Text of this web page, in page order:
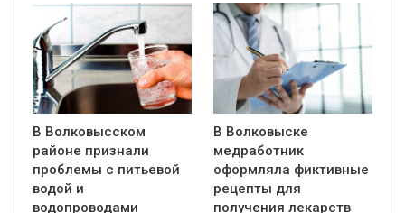
В Волковысском
районе признали
проблемы с питьевой
водой и
водопроводами
В Волковыске
медработник
оформляла фиктивные
рецепты для
получения лекарств